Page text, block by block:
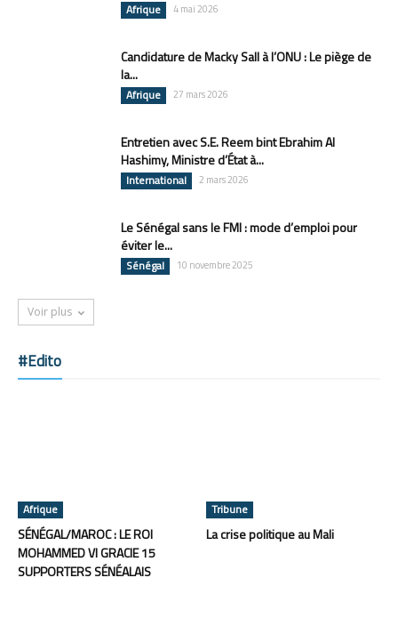
Afrique 4 mai 2026
Candidature de Macky Sall à l’ONU : Le piège de
la...
Afrique 27 mars 2026
Entretien avec S.E. Reem bint Ebrahim Al
Hashimy, Ministre d’État à...
International 2 mars 2026
Le Sénégal sans le FMI : mode d’emploi pour
éviter le...
Sénégal 10 novembre 2025
Voir plus
#Edito
Afrique
SÉNÉGAL/MAROC : LE ROI
MOHAMMED VI GRACIE 15
SUPPORTERS SÉNÉALAIS
Tribune
La crise politique au Mali